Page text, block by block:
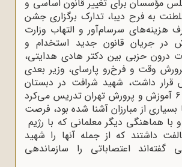
مؤسسان برای تغییر قانون اساسی و
به فرح دیبا، تدارک برگزاری جشن
هزینه‌های سرسام‌آور و التهاب وزارت
در جریان قانون جدید استخدام و
درون حزبی بین دکتر هادی هدایتی،
وقت و فرخ‌رو پارسای، وزیر بعدی
قرار داشت، شهید شرافت در دبستان
فرخی، در ناحیه 6 آموزش و پرورش تهران تدریس می‌کرد
از مبارزان آشنا شده بود، فرصت
با هماهنگی دیگر معلمانی که با رژیم
داشتند که از جمله آنها را شهید
گفته‌اند اعتصاباتی را سازماندهی